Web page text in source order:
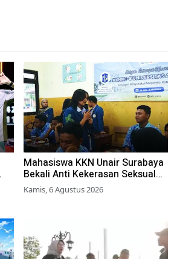
Mahasiswa KKN Unair Surabaya
Bekali Anti Kekerasan Seksual
pada Siswa SMK
Kamis, 6 Agustus 2026